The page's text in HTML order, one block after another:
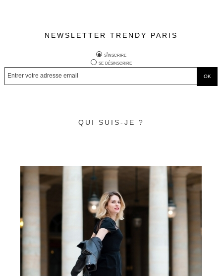
NEWSLETTER TRENDY PARIS
s'inscrire
se désinscrire
QUI SUIS-JE ?